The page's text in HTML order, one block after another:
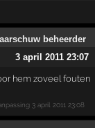
3 april 2011 23:07
hem zoveel fouten
3 april 2011 23:08